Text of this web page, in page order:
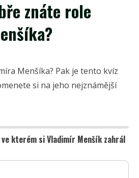
znáte role
Menšíka? Pak je tento kvíz
si na jeho nejznámější
kterém si Vladimír Menšík zahrál